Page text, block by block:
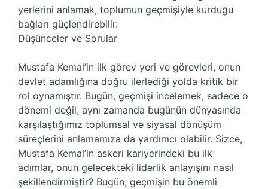
yerlerini anlamak, toplumun geçmişiyle kurduğu
bağları güçlendirebilir.
Düşünceler ve Sorular
Mustafa Kemal’in ilk görev yeri ve görevleri, onun
devlet adamlığına doğru ilerlediği yolda kritik bir
rol oynamıştır. Bugün, geçmişi incelemek, sadece o
dönemi değil, aynı zamanda bugünün dünyasında
karşılaştığımız toplumsal ve siyasal dönüşüm
süreçlerini anlamamıza da yardımcı olabilir. Sizce,
Mustafa Kemal’in askeri kariyerindeki bu ilk
adımlar, onun gelecekteki liderlik anlayışını nasıl
şekillendirmiştir? Bugün, geçmişin bu önemli